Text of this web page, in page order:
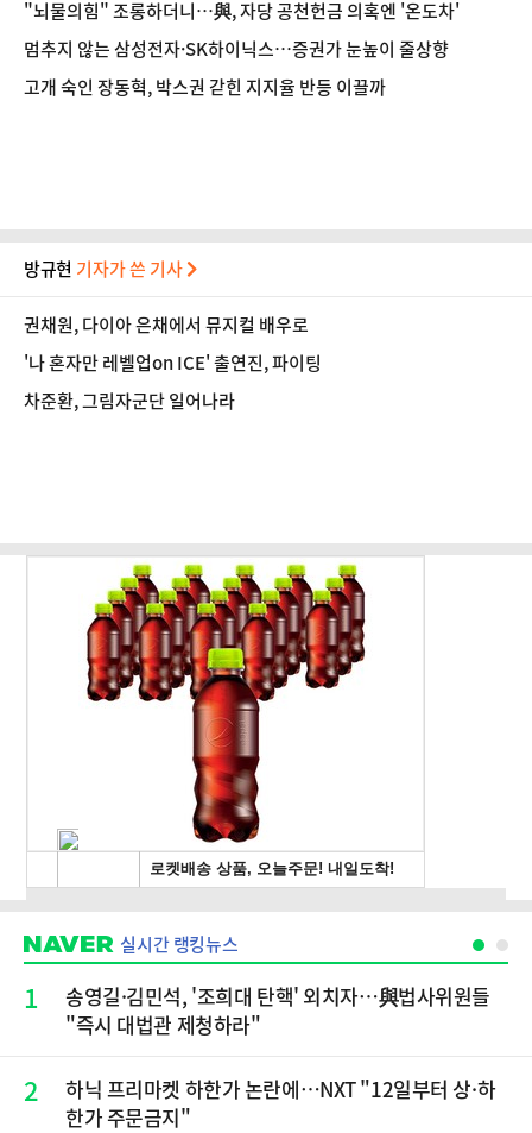
"뇌물의힘" 조롱하더니…與, 자당 공천헌금 의혹엔 '온도차'
멈추지 않는 삼성전자·SK하이닉스…증권가 눈높이 줄상향
고개 숙인 장동혁, 박스권 갇힌 지지율 반등 이끌까
방규현 기자가 쓴 기사
권채원, 다이아 은채에서 뮤지컬 배우로
'나 혼자만 레벨업on ICE' 출연진, 파이팅
차준환, 그림자군단 일어나라
실시간 랭킹뉴스
1
송영길·김민석, '조희대 탄핵' 외치자…與법사위원들
"즉시 대법관 제청하라"
2
하닉 프리마켓 하한가 논란에…NXT "12일부터 상·하
한가 주문금지"